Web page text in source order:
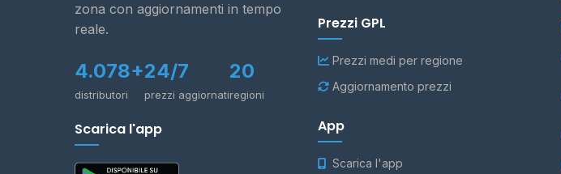
zona con aggiornamenti in tempo
reale.
4.078+
distributori
24/7
prezzi aggiornati
20
regioni
Scarica l'app
Prezzi GPL
Prezzi medi per regione
Aggiornamento prezzi
App
Scarica l'app